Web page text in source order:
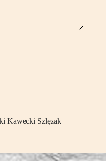
Kawecki Szlęzak